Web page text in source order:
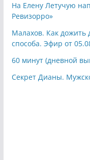
На Елену Летучую
Ревизорро»
Малахов. Как дожить
способа. Эфир от
60 минут (дневной
Секрет Дианы.